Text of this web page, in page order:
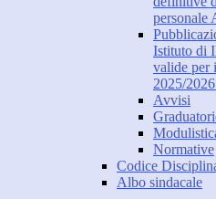
personale
Istituto di
valide per
2025/
Avvisi
Normative
Codice
Albo sindacale